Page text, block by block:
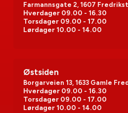
Farmannsgate 2, 1607
Hverdager 09.00 - 16.30
Torsdager 09.00 - 17.00
Lørdager 10.00 - 14.00
Østsiden
Borgarveien 13, 1633 Gamle
Hverdager 09.00 - 16.30
Torsdager 09.00 - 17.00
Lørdager 10.00 - 14.00